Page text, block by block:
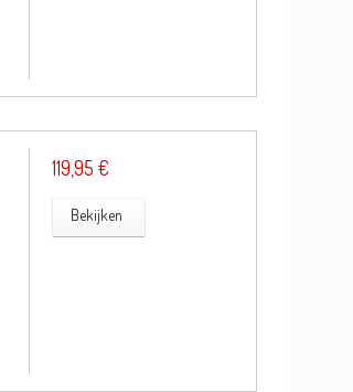
119,95 €
Bekijken